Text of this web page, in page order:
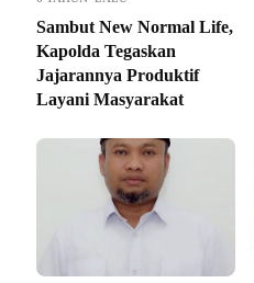
Sambut New Normal Life,
Kapolda Tegaskan
Jajarannya Produktif
Layani Masyarakat